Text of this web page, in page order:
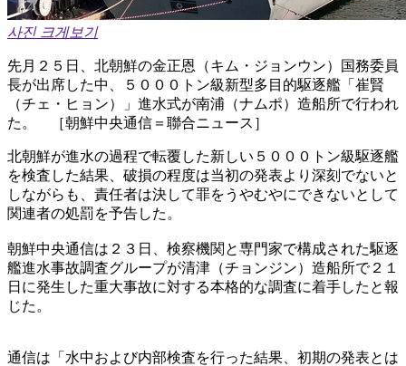
사진 크게보기
先月２５日、北朝鮮の金正恩（キム・ジョンウン）国務委員
長が出席した中、５０００トン級新型多目的駆逐艦「崔賢
（チェ・ヒョン）」進水式が南浦（ナムポ）造船所で行われ
た。 ［朝鮮中央通信＝聯合ニュース］
北朝鮮が進水の過程で転覆した新しい５０００トン級駆逐艦
を検査した結果、破損の程度は当初の発表より深刻でないと
しながらも、責任者は決して罪をうやむやにできないとして
関連者の処罰を予告した。
朝鮮中央通信は２３日、検察機関と専門家で構成された駆逐
艦進水事故調査グループが清津（チョンジン）造船所で２１
日に発生した重大事故に対する本格的な調査に着手したと報
じた。
通信は「水中および内部検査を行った結果、初期の発表とは